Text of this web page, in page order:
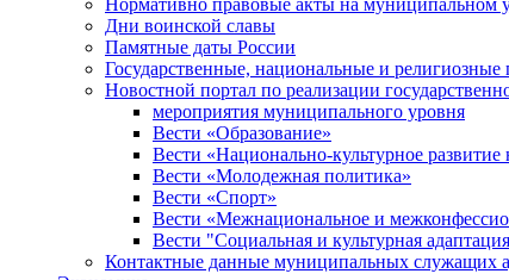
Нормативно правовые акты на муниципальном
Дни воинской славы
Памятные даты России
Государственные, национальные и религиозные
Новостной портал по реализации
мероприятия муниципального уровня
Вести «Образование»
Вести «Национально-культурное
Вести «Молодежная политика»
Вести «Спорт»
Вести «Межнациональное и
Вести "Социальная и культурная
Контактные данные муниципальных служащих